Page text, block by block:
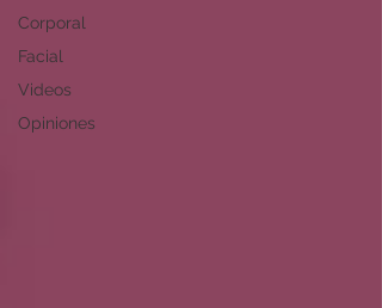
Corporal
Facial
Videos
Opiniones